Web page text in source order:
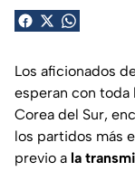
Los aficionados
esperan con
Corea del Sur,
los partidos más
previo a la